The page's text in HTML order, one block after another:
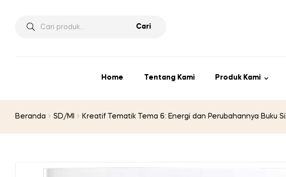
Pencarian
Cari
Home Tentang Kami Produk Kami
Beranda SD/MI Kreatif Tematik Tema 6: Energi dan Perubahannya Buku